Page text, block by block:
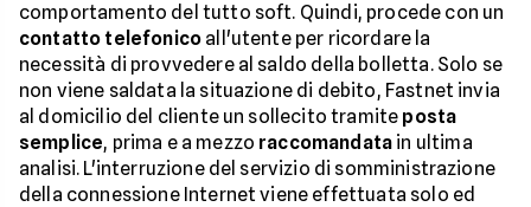
comportamento del tutto soft. Quindi, procede con un
contatto telefonico all'utente per ricordare la
necessità di provvedere al saldo della bolletta. Solo se
non viene saldata la situazione di debito, Fastnet invia
al domicilio del cliente un sollecito tramite posta
semplice, prima e a mezzo raccomandata in ultima
analisi. L'interruzione del servizio di somministrazione
della connessione Internet viene effettuata solo ed